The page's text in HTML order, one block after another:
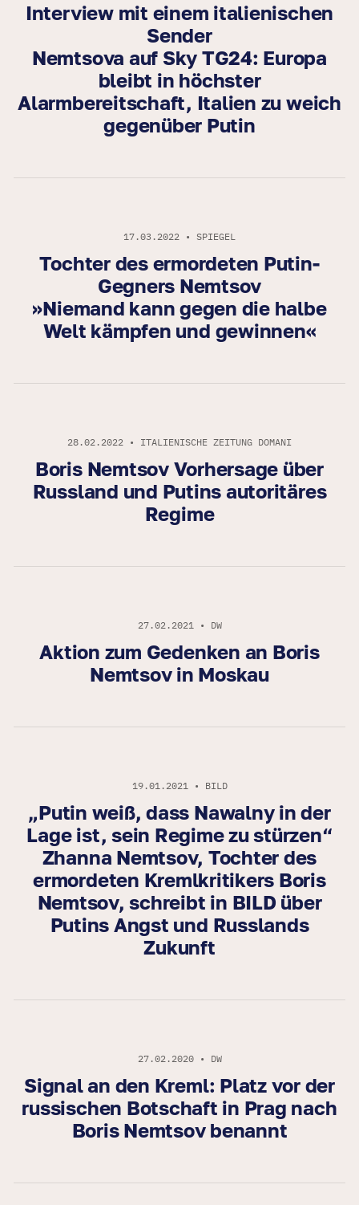
Interview mit einem italienischen
Sender
Nemtsova auf Sky TG24: Europa
bleibt in höchster
Alarmbereitschaft, Italien zu weich
gegenüber Putin
17.03.2022 • SPIEGEL
Tochter des ermordeten Putin-
Gegners Nemtsov
»Niemand kann gegen die halbe
Welt kämpfen und gewinnen«
28.02.2022 • ITALIENISCHE ZEITUNG DOMANI
Boris Nemtsov Vorhersage über
Russland und Putins autoritäres
Regime
27.02.2021 • DW
Aktion zum Gedenken an Boris
Nemtsov in Moskau
19.01.2021 • BILD‎
„Putin weiß, dass Nawalny in der
Lage ist, sein Regime zu stürzen“
Zhanna Nemtsov, Tochter des
ermordeten Kremlkritikers Boris
Nemtsov, schreibt in BILD über
Putins Angst und Russlands
Zukunft
27.02.2020 • DW
Signal an den Kreml: Platz vor der
russischen Botschaft in Prag nach
Boris Nemtsov benannt